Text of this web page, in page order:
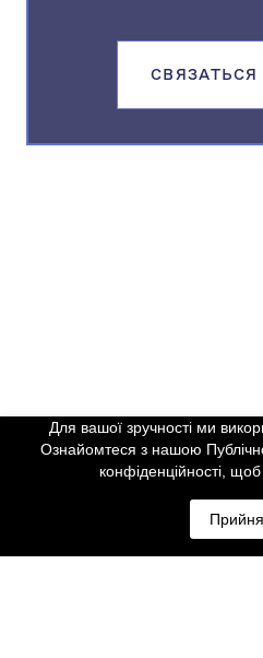
Для вашої зручності ми
Ознайомтеся з нашою
конфіденційності, щоб